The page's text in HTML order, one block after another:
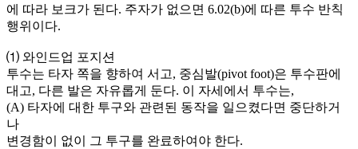
에 따라 보크가 된다. 주자가 없으면 6.02(b)에 따른 투수 반칙
행위이다.
⑴ 와인드업 포지션
투수는 타자 쪽을 향하여 서고, 중심발(pivot foot)은 투수판에
대고, 다른 발은 자유롭게 둔다. 이 자세에서 투수는,
(A) 타자에 대한 투구와 관련된 동작을 일으켰다면 중단하거
나
변경함이 없이 그 투구를 완료하여야 한다.